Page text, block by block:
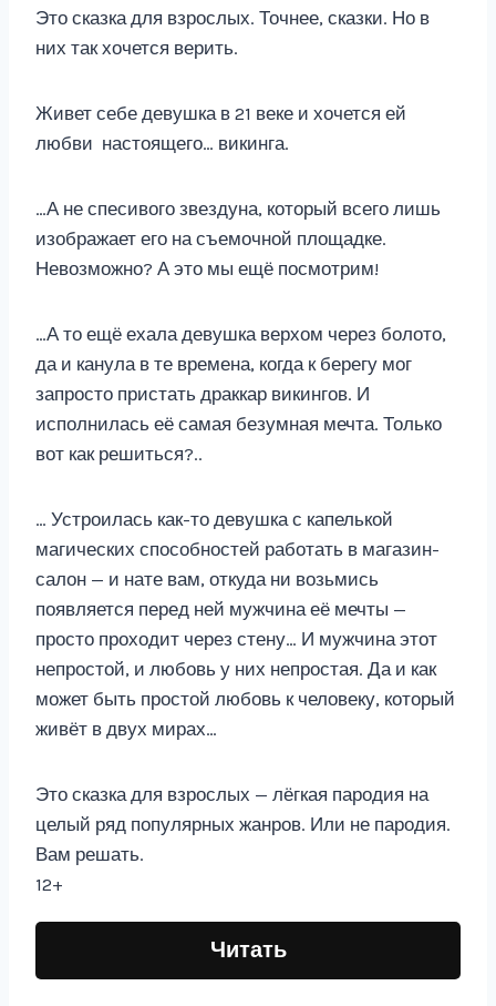
Это сказка для взрослых. Точнее, сказки. Но в
них так хочется верить.
Живет себе девушка в 21 веке и хочется ей
любви настоящего… викинга.
…А не спесивого звездуна, который всего лишь
изображает его на съемочной площадке.
Невозможно? А это мы ещё посмотрим!
…А то ещё ехала девушка верхом через болото,
да и канула в те времена, когда к берегу мог
запросто пристать драккар викингов. И
исполнилась её самая безумная мечта. Только
вот как решиться?..
… Устроилась как-то девушка с капелькой
магических способностей работать в магазин-
салон — и нате вам, откуда ни возьмись
появляется перед ней мужчина её мечты —
просто проходит через стену… И мужчина этот
непростой, и любовь у них непростая. Да и как
может быть простой любовь к человеку, который
живёт в двух мирах…
Это сказка для взрослых — лёгкая пародия на
целый ряд популярных жанров. Или не пародия.
Вам решать.
12+
Читать